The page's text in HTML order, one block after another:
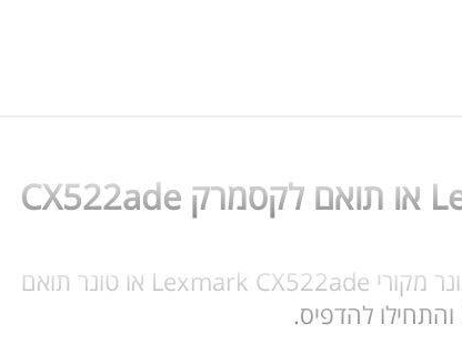
קנו עכשיו טונר עבור Lexmark CX522ade בחרו טונר מקורי Lexmark CX522ade או טונר תואם